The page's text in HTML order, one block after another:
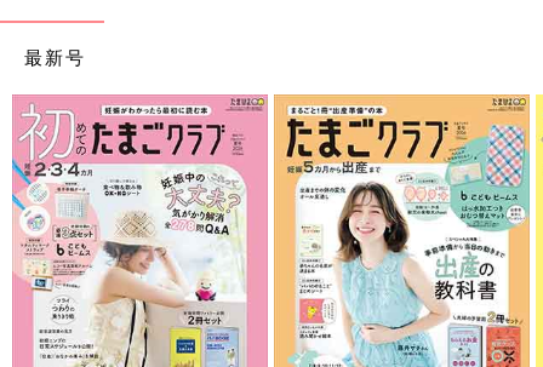
い
最新号